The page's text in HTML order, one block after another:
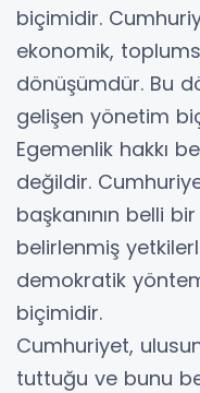
biçimidir.
ekonomik,
dönüşümdür. Bu
gelişen yönetim
Egemenlik hakkı
değildir.
başkanının belli
belirlenmiş
demokratik
biçimidir.
Cumhuriyet,
tuttuğu ve bunu